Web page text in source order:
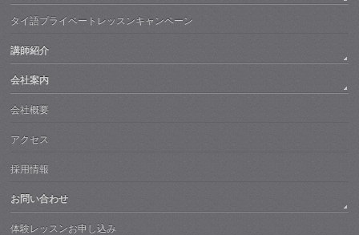
タイ語プライベートレッスンキャンペーン
講師紹介
会社案内
会社概要
アクセス
採用情報
お問い合わせ
体験レッスンお申し込み